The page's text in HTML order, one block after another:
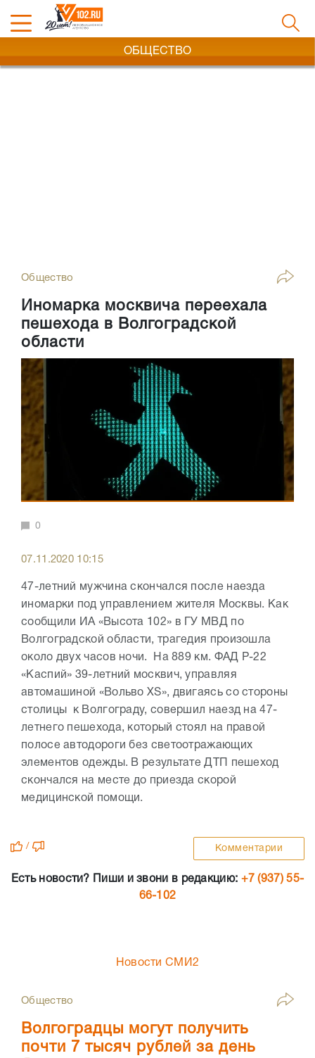
ОБЩЕСТВО
Общество
Иномарка москвича переехала
пешехода в Волгоградской
области
0
07.11.2020 10:15
47-летний мужчина скончался после наезда
иномарки под управлением жителя Москвы. Как
сообщили ИА «Высота 102» в ГУ МВД по
Волгоградской области, трагедия произошла
около двух часов ночи. На 889 км. ФАД Р-22
«Каспий» 39-летний москвич, управляя
автомашиной «Вольво XS», двигаясь со стороны
столицы к Волгограду, совершил наезд на 47-
летнего пешехода, который стоял на правой
полосе автодороги без светоотражающих
элементов одежды. В результате ДТП пешеход
скончался на месте до приезда скорой
медицинской помощи.
/ Комментарии
Есть новости? Пиши и звони в редакцию: +7 (937) 55-
66-102
Новости СМИ2
Общество
Волгоградцы могут получить
почти 7 тысяч рублей за день